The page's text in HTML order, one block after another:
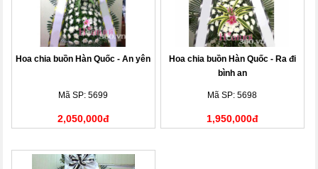
Hoa chia buồn Hàn Quốc - An yên
Mã SP: 5699
2,050,000đ
Hoa chia buồn Hàn Quốc - Ra đi
bình an
Mã SP: 5698
1,950,000đ